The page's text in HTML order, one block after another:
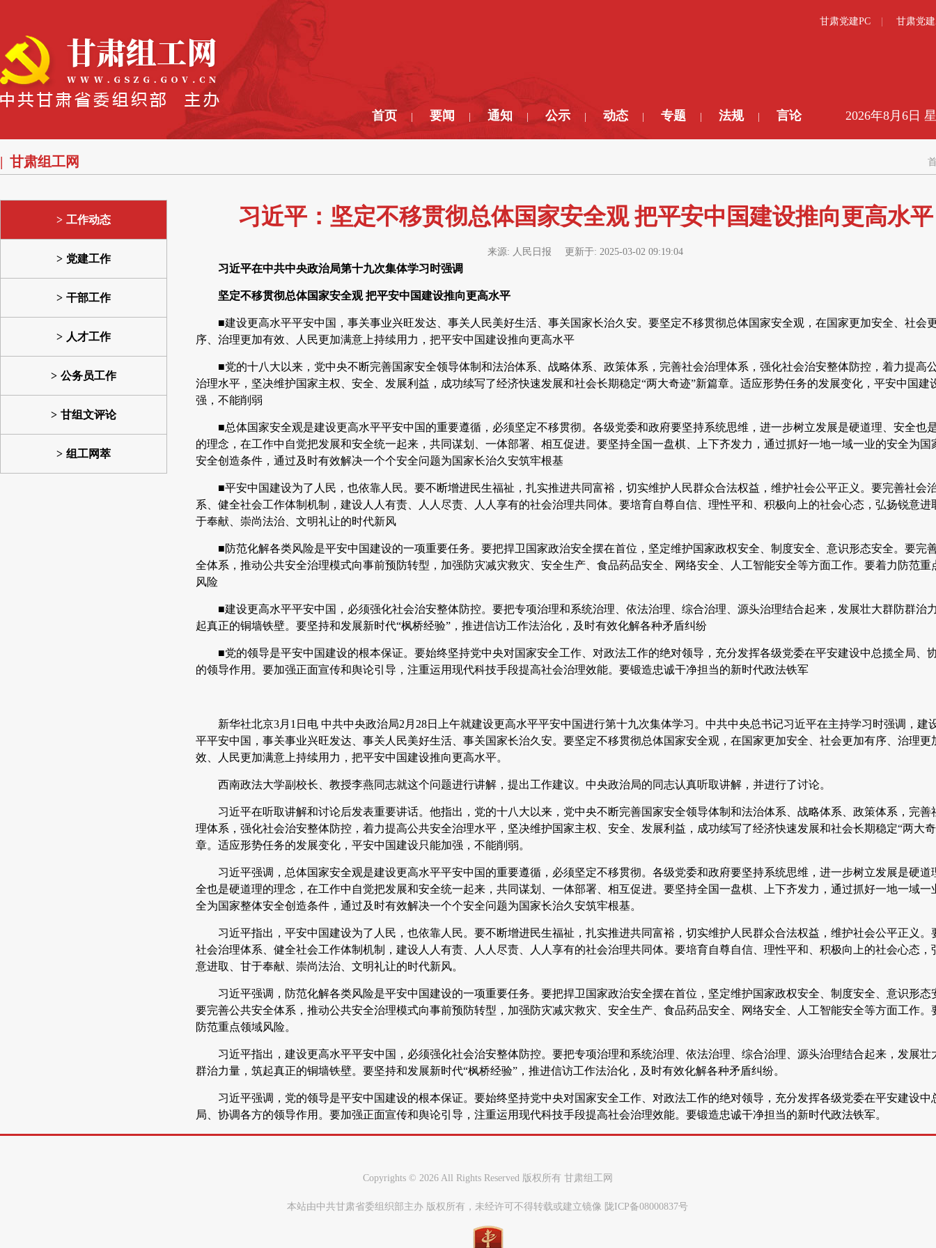
甘肃党建PC 甘肃党
首页 要闻 通知 公示 动态 专题 法规 言论 2026年8月6日
甘肃组工网
工作动态
党建工作
干部工作
人才工作
公务员工作
甘组文评论
组工网萃
习近平：坚定不移贯彻总体国家安全观 把平安中国建设推向更高水平
来源: 人民日报 更新于: 2025-03-02 09:19:04
习近平在中共中央政治局第十九次集体学习时强调
坚定不移贯彻总体国家安全观 把平安中国建设推向更高水平
■建设更高水平平安中国，事关事业兴旺发达、事关人民美好生活、事关国家长治久安。要坚定不移贯彻总体国家安全观，在国家更加安全、社会
序、治理更加有效、人民更加满意上持续用力，把平安中国建设推向更高水平
■党的十八大以来，党中央不断完善国家安全领导体制和法治体系、战略体系、政策体系，完善社会治理体系，强化社会治安整体防控，着力提高
治理水平，坚决维护国家主权、安全、发展利益，成功续写了经济快速发展和社会长期稳定“两大奇迹”新篇章。适应形势任务的发展变化，平安中国建
强，不能削弱
■总体国家安全观是建设更高水平平安中国的重要遵循，必须坚定不移贯彻。各级党委和政府要坚持系统思维，进一步树立发展是硬道理、安全也
的理念，在工作中自觉把发展和安全统一起来，共同谋划、一体部署、相互促进。要坚持全国一盘棋、上下齐发力，通过抓好一地一域一业的安全为国
安全创造条件，通过及时有效解决一个个安全问题为国家长治久安筑牢根基
■平安中国建设为了人民，也依靠人民。要不断增进民生福祉，扎实推进共同富裕，切实维护人民群众合法权益，维护社会公平正义。要完善社会
系、健全社会工作体制机制，建设人人有责、人人尽责、人人享有的社会治理共同体。要培育自尊自信、理性平和、积极向上的社会心态，弘扬锐意进
于奉献、崇尚法治、文明礼让的时代新风
■防范化解各类风险是平安中国建设的一项重要任务。要把捍卫国家政治安全摆在首位，坚定维护国家政权安全、制度安全、意识形态安全。要完
全体系，推动公共安全治理模式向事前预防转型，加强防灾减灾救灾、安全生产、食品药品安全、网络安全、人工智能安全等方面工作。要着力防范重
风险
■建设更高水平平安中国，必须强化社会治安整体防控。要把专项治理和系统治理、依法治理、综合治理、源头治理结合起来，发展壮大群防群治
起真正的铜墙铁壁。要坚持和发展新时代“枫桥经验”，推进信访工作法治化，及时有效化解各种矛盾纠纷
■党的领导是平安中国建设的根本保证。要始终坚持党中央对国家安全工作、对政法工作的绝对领导，充分发挥各级党委在平安建设中总揽全局、
的领导作用。要加强正面宣传和舆论引导，注重运用现代科技手段提高社会治理效能。要锻造忠诚干净担当的新时代政法铁军
新华社北京3月1日电 中共中央政治局2月28日上午就建设更高水平平安中国进行第十九次集体学习。中共中央总书记习近平在主持学习时强调，建
平平安中国，事关事业兴旺发达、事关人民美好生活、事关国家长治久安。要坚定不移贯彻总体国家安全观，在国家更加安全、社会更加有序、治理更
效、人民更加满意上持续用力，把平安中国建设推向更高水平。
西南政法大学副校长、教授李燕同志就这个问题进行讲解，提出工作建议。中央政治局的同志认真听取讲解，并进行了讨论。
习近平在听取讲解和讨论后发表重要讲话。他指出，党的十八大以来，党中央不断完善国家安全领导体制和法治体系、战略体系、政策体系，完善
理体系，强化社会治安整体防控，着力提高公共安全治理水平，坚决维护国家主权、安全、发展利益，成功续写了经济快速发展和社会长期稳定“两大
章。适应形势任务的发展变化，平安中国建设只能加强，不能削弱。
习近平强调，总体国家安全观是建设更高水平平安中国的重要遵循，必须坚定不移贯彻。各级党委和政府要坚持系统思维，进一步树立发展是硬道
全也是硬道理的理念，在工作中自觉把发展和安全统一起来，共同谋划、一体部署、相互促进。要坚持全国一盘棋、上下齐发力，通过抓好一地一域一
全为国家整体安全创造条件，通过及时有效解决一个个安全问题为国家长治久安筑牢根基。
习近平指出，平安中国建设为了人民，也依靠人民。要不断增进民生福祉，扎实推进共同富裕，切实维护人民群众合法权益，维护社会公平正义。
社会治理体系、健全社会工作体制机制，建设人人有责、人人尽责、人人享有的社会治理共同体。要培育自尊自信、理性平和、积极向上的社会心态，
意进取、甘于奉献、崇尚法治、文明礼让的时代新风。
习近平强调，防范化解各类风险是平安中国建设的一项重要任务。要把捍卫国家政治安全摆在首位，坚定维护国家政权安全、制度安全、意识形态
要完善公共安全体系，推动公共安全治理模式向事前预防转型，加强防灾减灾救灾、安全生产、食品药品安全、网络安全、人工智能安全等方面工作。
防范重点领域风险。
习近平指出，建设更高水平平安中国，必须强化社会治安整体防控。要把专项治理和系统治理、依法治理、综合治理、源头治理结合起来，发展壮
群治力量，筑起真正的铜墙铁壁。要坚持和发展新时代“枫桥经验”，推进信访工作法治化，及时有效化解各种矛盾纠纷。
习近平强调，党的领导是平安中国建设的根本保证。要始终坚持党中央对国家安全工作、对政法工作的绝对领导，充分发挥各级党委在平安建设中
局、协调各方的领导作用。要加强正面宣传和舆论引导，注重运用现代科技手段提高社会治理效能。要锻造忠诚干净担当的新时代政法铁军。
Copyrights © 2026 All Rights Reserved 版权所有 甘肃组工网
本站由中共甘肃省委组织部主办 版权所有，未经许可不得转载或建立镜像 陇ICP备08000837号